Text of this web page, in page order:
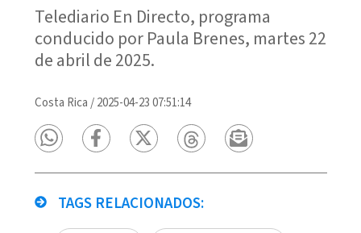
Telediario En Directo, programa
conducido por Paula Brenes, martes 22
de abril de 2025.
Costa Rica /2025-04-23 07:51:14
TAGS RELACIONADOS: